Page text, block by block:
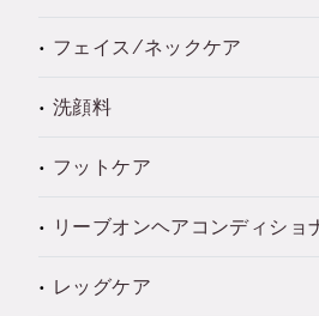
フェイス/ネックケア
洗顔料
フットケア
リーブオンヘアコンディショ
レッグケア